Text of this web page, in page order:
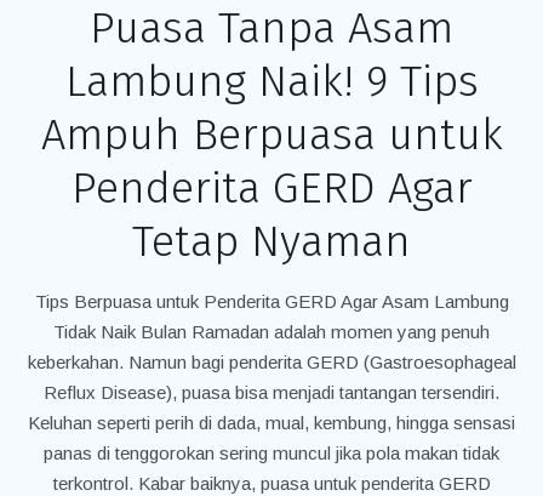
Puasa Tanpa Asam
Lambung Naik! 9 Tips
Ampuh Berpuasa untuk
Penderita GERD Agar
Tetap Nyaman
Tips Berpuasa untuk Penderita GERD Agar Asam Lambung
Tidak Naik Bulan Ramadan adalah momen yang penuh
keberkahan. Namun bagi penderita GERD (Gastroesophageal
Reflux Disease), puasa bisa menjadi tantangan tersendiri.
Keluhan seperti perih di dada, mual, kembung, hingga sensasi
panas di tenggorokan sering muncul jika pola makan tidak
terkontrol. Kabar baiknya, puasa untuk penderita GERD